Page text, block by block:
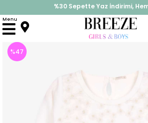
%30 Sepette Yaz İndirimi,
İndirimlere ek %10 İndirimi Kap,
Menu
Anasayfa Elbise Modelleri Uzun Kol
%47